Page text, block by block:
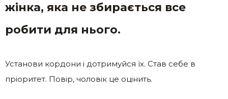
жінка, яка не збирається все
робити для нього.
Установи кордони і дотримуйся їх. Став себе в
пріоритет. Повір, чоловік це оцінить.